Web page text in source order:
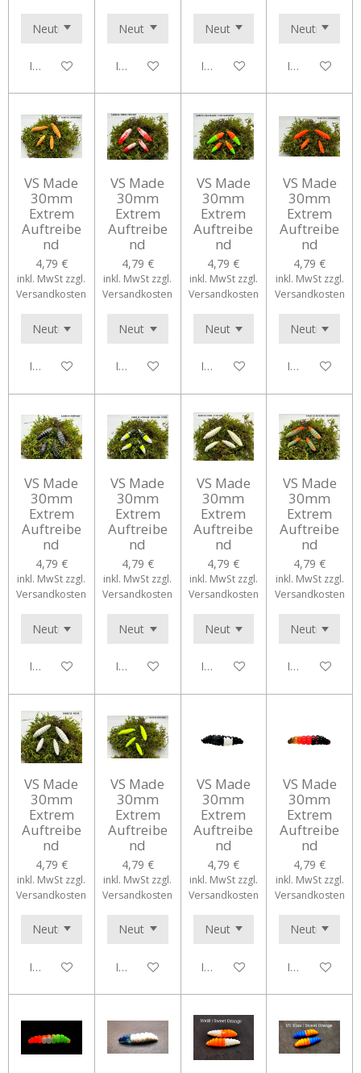
In den WarenkorbIn den WarenkorbIn den WarenkorbIn den
VS Made
30mm
Extrem
Auftreibe
nd
4,79 €
inkl. MwSt zzgl.
Versandkosten
In den Warenkorb
VS Made
30mm
Extrem
Auftreibe
nd
4,79 €
inkl. MwSt zzgl.
Versandkosten
In den Warenkorb
VS Made
30mm
Extrem
Auftreibe
nd
4,79 €
inkl. MwSt zzgl.
Versandkosten
In den Warenkorb
VS Made
30mm
Extrem
Auftreibe
nd
4,79 €
inkl. MwSt zzgl.
Versandkosten
In den
VS Made
30mm
Extrem
Auftreibe
nd
4,79 €
inkl. MwSt zzgl.
Versandkosten
In den Warenkorb
VS Made
30mm
Extrem
Auftreibe
nd
4,79 €
inkl. MwSt zzgl.
Versandkosten
In den Warenkorb
VS Made
30mm
Extrem
Auftreibe
nd
4,79 €
inkl. MwSt zzgl.
Versandkosten
In den Warenkorb
VS Made
30mm
Extrem
Auftreibe
nd
4,79 €
inkl. MwSt zzgl.
Versandkosten
In den
VS Made
30mm
Extrem
Auftreibe
nd
4,79 €
inkl. MwSt zzgl.
Versandkosten
In den Warenkorb
VS Made
30mm
Extrem
Auftreibe
nd
4,79 €
inkl. MwSt zzgl.
Versandkosten
In den Warenkorb
VS Made
30mm
Extrem
Auftreibe
nd
4,79 €
inkl. MwSt zzgl.
Versandkosten
In den Warenkorb
VS Made
30mm
Extrem
Auftreibe
nd
4,79 €
inkl. MwSt zzgl.
Versandkosten
In den